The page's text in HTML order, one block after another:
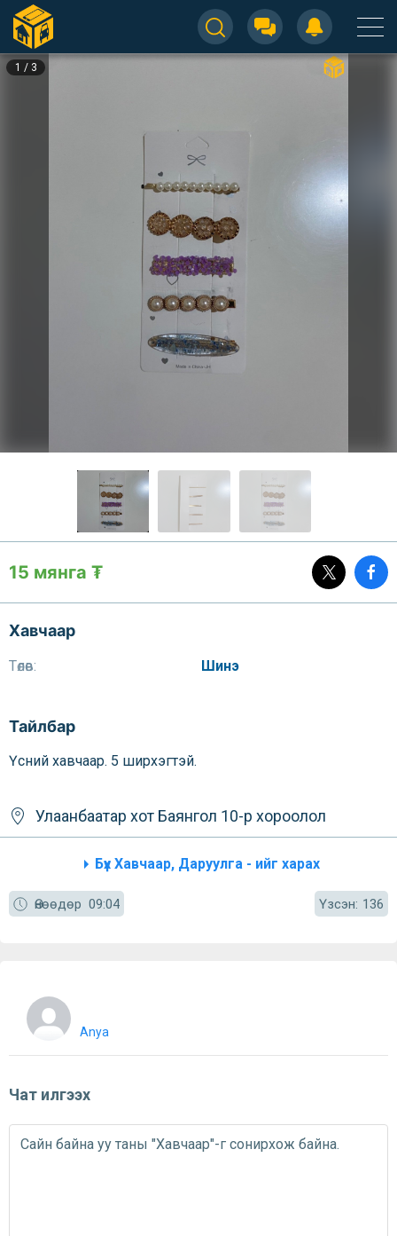
1 / 3
15 мянга ₮
Хавчаар
Төлөв: Шинэ
Тайлбар
Үсний хавчаар. 5 ширхэгтэй.
Улаанбаатар хот Баянгол 10-р хороолол
Бүх Хавчаар, Даруулга - ийг харах
Өнөөдөр 09:04 Үзсэн: 136
Anya
Чат илгээх